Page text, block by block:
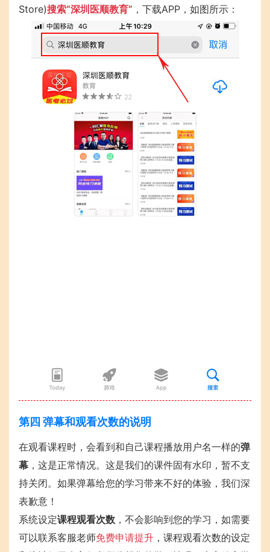
Store)搜索“深圳医顺教育” ，下载APP，如图所示：
第四 弹幕和观看次数的说明
在观看课程时，会看到和自己课程播放用户名一样的弹
幕 ，这是正常情况。这是我们的课件固有水印，暂不支
持关闭。如果弹幕给您的学习带来不好的体验，我们深
表歉意！
系统设定课程观看次数 ，不会影响到您的学习，如需要
可以联系客服老师免费申请提升 ，课程观看次数的设定